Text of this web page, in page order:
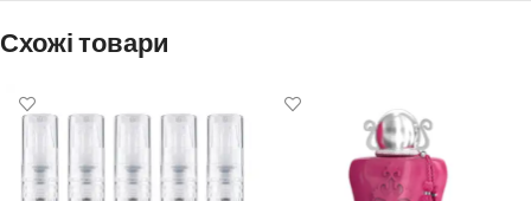
Схожі товари